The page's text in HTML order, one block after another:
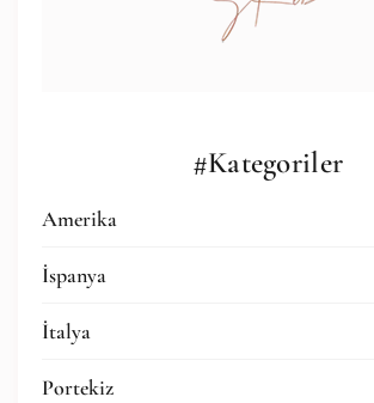
#Kategoriler
Amerika
İspanya
İtalya
Portekiz